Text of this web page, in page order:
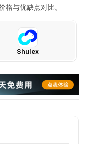
格与优缺点对比。
Shulex